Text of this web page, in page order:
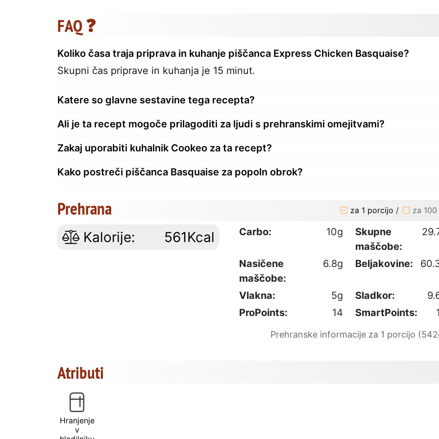
FAQ ❓
Koliko časa traja priprava in kuhanje piščanca Express Chicken Basquaise?
Skupni čas priprave in kuhanja je 15 minut.
Katere so glavne sestavine tega recepta?
Ali je ta recept mogoče prilagoditi za ljudi s prehranskimi omejitvami?
Zakaj uporabiti kuhalnik Cookeo za ta recept?
Kako postreči piščanca Basquaise za popoln obrok?
Prehrana za 1 porcijo / za
Kalorije: 561Kcal Carbo: 10g
Skupne
maščobe:
Nasičene
maščobe:
6.8g Beljakovine:
Vlakna: 5g Sladkor:
ProPoints:
14 SmartPoints:
Prehranske informacije za 1 porcijo
Atributi
Hranjenje
v